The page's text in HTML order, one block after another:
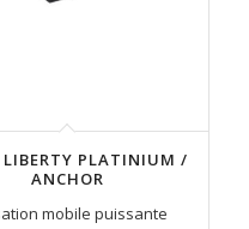
LIBERTY PLATINIUM /
ANCHOR
mobile puissante